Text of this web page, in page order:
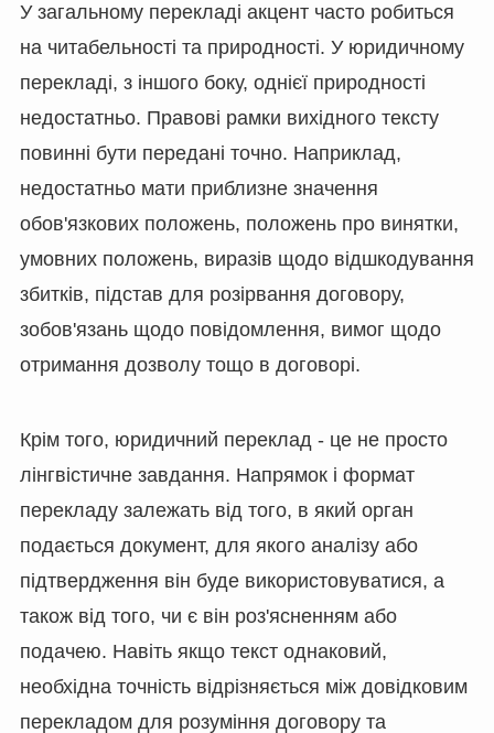
У загальному перекладі акцент часто робиться
на читабельності та природності. У юридичному
перекладі, з іншого боку, однієї природності
недостатньо. Правові рамки вихідного тексту
повинні бути передані точно. Наприклад,
недостатньо мати приблизне значення
обов'язкових положень, положень про винятки,
умовних положень, виразів щодо відшкодування
збитків, підстав для розірвання договору,
зобов'язань щодо повідомлення, вимог щодо
отримання дозволу тощо в договорі.
Крім того, юридичний переклад - це не просто
лінгвістичне завдання. Напрямок і формат
перекладу залежать від того, в який орган
подається документ, для якого аналізу або
підтвердження він буде використовуватися, а
також від того, чи є він роз'ясненням або
подачею. Навіть якщо текст однаковий,
необхідна точність відрізняється між довідковим
перекладом для розуміння договору та